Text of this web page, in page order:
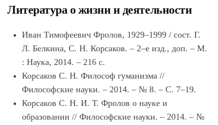
Литература о жизни и деятельности
Иван Тимофеевич Фролов, 1929–1999 / сост. Г.
Л. Белкина, С. Н. Корсаков. – 2–е изд., доп. – М.
: Наука, 2014. – 216 с.
Корсаков С. Н. Философ гуманизма //
Философские науки. – 2014. – № 8. – С. 7–19.
Корсаков С. Н. И. Т. Фролов о науке и
образовании // Философские науки. – 2014. – №